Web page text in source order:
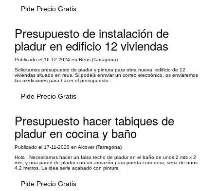
Pide Precio Gratis
Presupuesto de instalación de
pladur en edificio 12 viviendas
Publicado el 16-12-2024 en Reus (Tarragona)
Solicitamos presupuesto de pladur y pintura para obra nueva, edificio de 12
viviendas situado en reus. Si podéis ennviar un correo electrónico. os enviaremos
las mediciones para hacer el presupuesto.
Pide Precio Gratis
Presupuesto hacer tabiques de
pladur en cocina y baño
Publicado el 17-11-2020 en Alcover (Tarragona)
Hola , Necesitamos hacer un falso techo de pladur en el baño de unos 2 mts x 2
mts, y una pared de pladur con un armazón para puerta corredera, seria de unos
4,2 metros. La idea seria acabado con pintura
Pide Precio Gratis